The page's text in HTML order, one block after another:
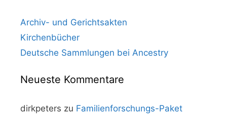
Archiv- und Gerichtsakten
Kirchenbücher
Deutsche Sammlungen bei Ancestry
Neueste Kommentare
dirkpeters zu Familienforschungs-Paket